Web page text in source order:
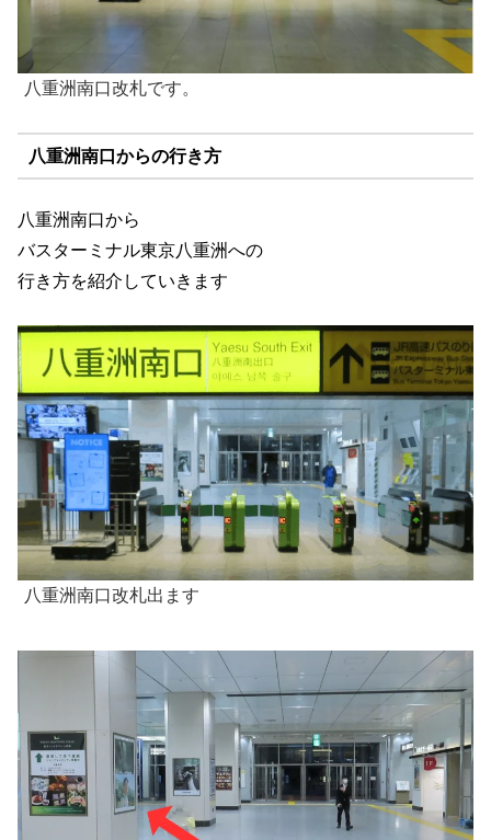
八重洲南口改札です。
八重洲南口からの行き方
八重洲南口から
バスターミナル東京八重洲への
行き方を紹介していきます
八重洲南口改札出ます